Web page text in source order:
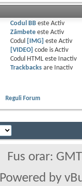
Codul BBeste Activ
Zâmbeteeste Activ
Codul
[IMG] este Activ
[VIDEO]
code is Activ
Codul HTML este
Inactiv
Trackbacksare
Inactiv
Reguli Forum
Fus orar:
Powered by